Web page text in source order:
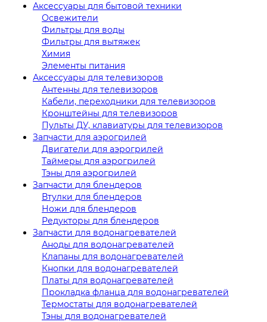
Аксессуары для бытовой техники
Освежители
Фильтры для воды
Фильтры для вытяжек
Химия
Элементы питания
Аксессуары для телевизоров
Антенны для телевизоров
Кабели, переходники для телевизоров
Кронштейны для телевизоров
Пульты ДУ, клавиатуры для телевизоров
Запчасти для аэрогрилей
Двигатели для аэрогрилей
Таймеры для аэрогрилей
Тэны для аэрогрилей
Запчасти для блендеров
Втулки для блендеров
Ножи для блендеров
Редукторы для блендеров
Запчасти для водонагревателей
Аноды для водонагревателей
Клапаны для водонагревателей
Кнопки для водонагревателей
Платы для водонагревателей
Прокладка фланца для водонагревателей
Термостаты для водонагревателей
Тэны для водонагревателей